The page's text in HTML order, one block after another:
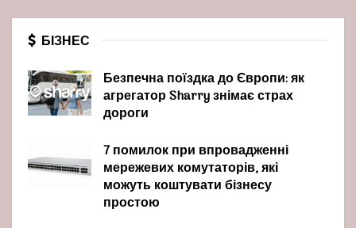
БІЗНЕС
Безпечна поїздка до Європи: як
агрегатор Sharry знімає страх
дороги
7 помилок при впровадженні
мережевих комутаторів, які
можуть коштувати бізнесу
простою